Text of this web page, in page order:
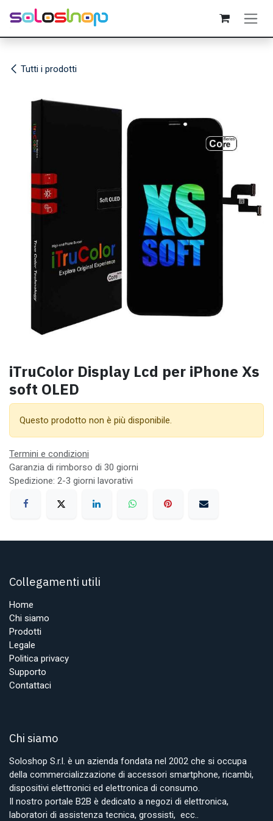
Passa al contenuto
Tutti i prodotti
iTruColor Display Lcd per iPhone Xs
soft OLED
Questo prodotto non è più disponibile.
Termini e condizioni
Garanzia di rimborso di 30 giorni
Spedizione: 2-3 giorni lavorativi
Collegamenti utili
Home
Chi siamo
Prodotti
Legale
Politica privacy
Supporto
Contattaci
Chi siamo
Soloshop S.r.l. è un azienda fondata nel 2002 che si occupa
della commercializzazione di accessori smartphone, ricambi,
dispositivi elettronici ed elettronica di consumo.
Il nostro portale B2B è dedicato a negozi di elettronica,
laboratori di assistenza tecnica, grossisti, ecc..